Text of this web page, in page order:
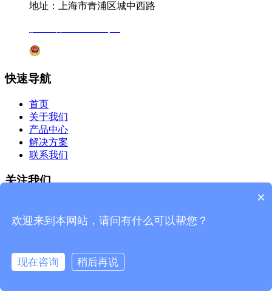
地址：上海市青浦区城中西路
快速导航
首页
关于我们
产品中心
解决方案
联系我们
关注我们
©2019 上海杰星生物科技有限公司 版权所有
支持：杰星科技
×
欢迎来到本网站，请问有什么可以帮您？
现在咨询 稍后再说